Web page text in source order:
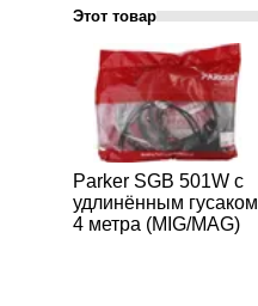
Этот товар
Parker SGB 501W с
удлинённым гусаком
4 метра (MIG/MAG)